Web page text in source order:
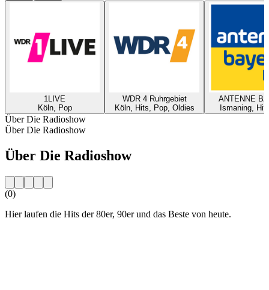
1LIVE
Köln, Pop
WDR 4 Ruhrgebiet
Köln, Hits, Pop, Oldies
ANTENNE
Ismaning,
Über Die Radioshow
Über Die Radioshow
Über Die Radioshow
(0)
Hier laufen die Hits der 80er, 90er und das Beste von heute.